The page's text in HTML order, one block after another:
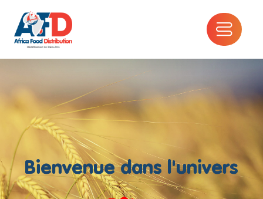
Bienvenue dans l'univers